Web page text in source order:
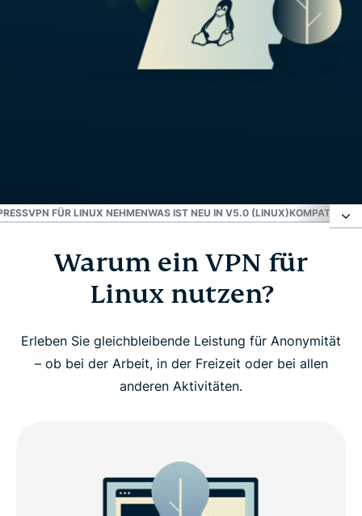
FÜR LINUX NEHMENWAS IST NEU IN V5.0 (LINUX)
Warum ein VPN für Linux nutzen?
Wie man ExpressVPN unter Linux einrichtet
Worauf man bei einem Linux-VPN achten sollte
Kompatibilität zu Linux-Distributionen
Warum ein VPN für
Linux nutzen?
Erleben Sie gleichbleibende Leistung für Anonymität
– ob bei der Arbeit, in der Freizeit oder bei allen
anderen Aktivitäten.